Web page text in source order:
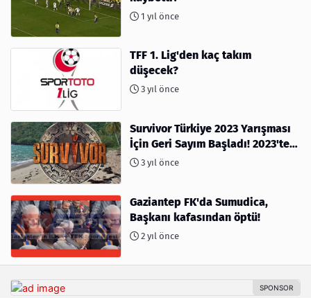
1 yıl önce
TFF 1. Lig'den kaç takım
düşecek?
3 yıl önce
Survivor Türkiye 2023 Yarışması
İçin Geri Sayım Başladı! 2023'te
kimler var?
3 yıl önce
Gaziantep FK'da Sumudica,
Başkanı kafasından öptü!
2 yıl önce